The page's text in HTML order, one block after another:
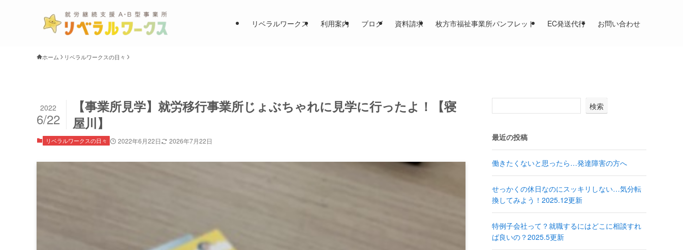
リベラルワークス 利用案内 ブログ 資料請求 枚方市福祉事業所パンフレット EC発送代行 お問い合わせ
ホーム リベラルワークスの日々
【事業所見学】就労移行事業所じょぶちゃれに見学に行ったよ！【寝
屋川】
2022
6/22
リベラルワークスの日々 2022年6月22日 2026年7月22日
検索
最近の投稿
働きたくないと思ったら…発達障害の方へ
せっかくの休日なのにスッキリしない…気分転
換してみよう！2025.12更新
特例子会社って？就職するにはどこに相談すれ
ば良いの？2025.5更新